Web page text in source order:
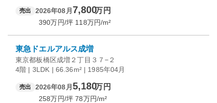
売出 2026年08月 7,800万円
390万円/坪 118万円/m²
東急ドエルアルス成増
東京都板橋区成増２丁目３７−２
4階 | 3LDK | 66.36m² | 1985年04月
売出 2026年08月 5,180万円
258万円/坪 78万円/m²